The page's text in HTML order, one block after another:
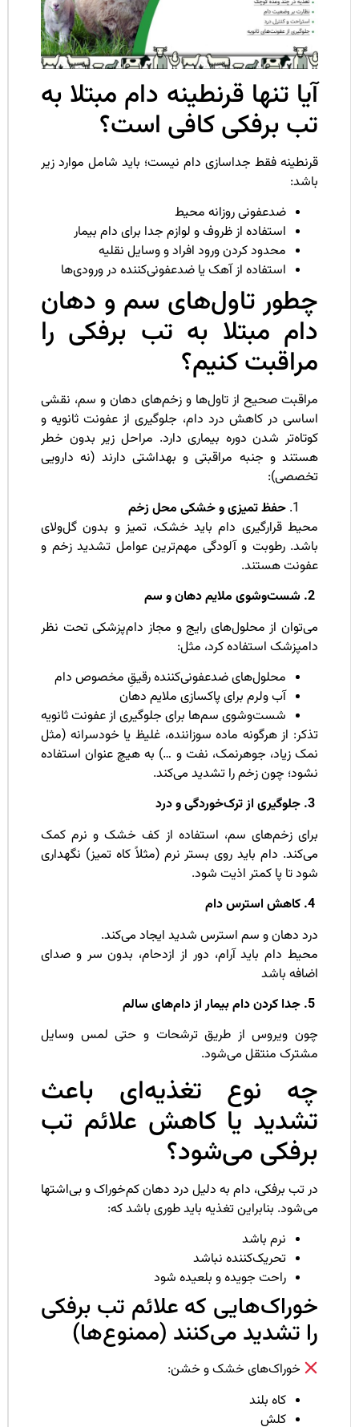
تنها قرنطینه دام مبتلا به
برفکی کافی است؟
فقط جداسازی دام نیست؛ باید شامل موارد زیر
ضدعفونی روزانه محیط
استفاده از ظروف و لوازم جدا برای دام بیمار
محدود کردن ورود افراد و وسایل نقلیه
استفاده از آهک یا ضدعفونی‌کننده در ورودی‌ها
تاول‌های سم و دهان
مبتلا به تب برفکی را
کنیم؟
صحیح از تاول‌ها و زخم‌های دهان و سم، نقشی
در کاهش درد دام، جلوگیری از عفونت ثانویه و
شدن دوره بیماری دارد. مراحل زیر بدون خطر
و جنبه مراقبتی و بهداشتی دارند (نه دارویی
حفظ تمیزی و خشکی محل زخم
قرارگیری دام باید خشک، تمیز و بدون گل‌ولای
رطوبت و آلودگی مهم‌ترین عوامل تشدید زخم و
هستند.
از محلول‌های رایج و مجاز دام‌پزشکی تحت نظر
استفاده کرد، مثل:
محلول‌های ضدعفونی‌کننده رقیقِ مخصوص دام
آب ولرم برای پاکسازی ملایم دهان
شست‌وشوی سم‌ها برای جلوگیری از عفونت ثانویه
از هرگونه ماده سوزاننده، غلیظ یا خودسرانه (مثل
زیاد، جوهرنمک، نفت و …) به هیچ عنوان استفاده
چون زخم را تشدید می‌کند.
زخم‌های سم، استفاده از کف خشک و نرم کمک
دام باید روی بستر نرم (مثلاً کاه تمیز) نگهداری
تا پا کمتر اذیت شود.
دهان و سم استرس شدید ایجاد می‌کند.
دام باید آرام، دور از ازدحام، بدون سر و صدای
باشد
ویروس از طریق ترشحات و حتی لمس وسایل
منتقل می‌شود.
نوع تغذیه‌ای باعث
یا کاهش علائم تب
می‌شود؟
تب برفکی، دام به دلیل درد دهان کم‌خوراک و بی‌اشتها
بنابراین تغذیه باید طوری باشد که:
نرم باشد
تحریک‌کننده نباشد
راحت جویده و بلعیده شود
که علائم تب برفکی
تشدید می‌کنند (ممنوع‌ها)
خوراک‌های خشک و خشن:
کاه بلند